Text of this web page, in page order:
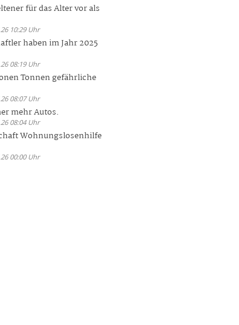
für das Alter vor als
10:29 Uhr
haben im Jahr 2025
08:19 Uhr
Tonnen gefährliche
08:07 Uhr
mehr Autos.
08:04 Uhr
Wohnungslosenhilfe
00:00 Uhr